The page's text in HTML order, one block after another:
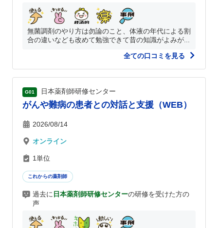
無菌調剤のやり方は勿論のこと、体液の年代による割
合の違いなども改めて勉強できて昔の知識がよみが...
全ての口コミを見る
G01 日本薬剤師研修センター
がんや難病の患者との対話と支援（WEB）
2026/08/14
オンライン
1単位
これからの薬剤師
過去に 日本薬剤師研修センターの研修を受けた方の
声